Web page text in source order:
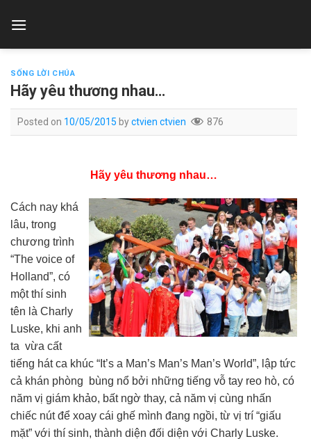
SỐNG LỜI CHÚA
Hãy yêu thương nhau…
Posted on 10/05/2015 byctvien ctvien 876
Hãy yêu thương nhau…
Cách nay khá
lâu, trong
chương trình
“The voice of
Holland”, có
một thí sinh
tên là Charly
Luske, khi anh
ta vừa cất
tiếng hát ca khúc “It’s a Man’s Man’s Man’s World”, lập tức
cả khán phòng bùng nổ bởi những tiếng vỗ tay reo hò, có
năm vị giám khảo, bất ngờ thay, cả năm vị cùng nhấn
chiếc nút để xoay cái ghế mình đang ngồi, từ vị trí “giấu
mặt” với thí sinh, thành diện đối diện với Charly Luske.